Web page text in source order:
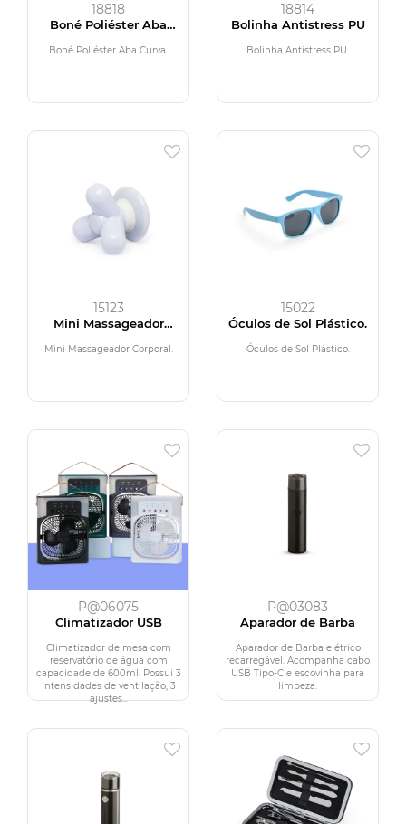
18818
Boné Poliéster Aba
Boné Poliéster Aba Curva.
18814
Bolinha Antistress PU
Bolinha Antistress PU.
15123
Mini Massageador
Mini Massageador Corporal.
15022
Óculos de Sol Plástico.
Óculos de Sol Plástico.
P@06075
Climatizador USB
Climatizador de mesa com
reservatório de água com
capacidade de 600ml. Possui 3
intensidades de ventilação, 3
ajustes...
P@03083
Aparador de Barba
Aparador de Barba elétrico
recarregável. Acompanha cabo
USB Tipo-C e escovinha para
limpeza.